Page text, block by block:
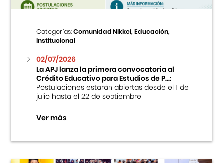
Categorías:Comunidad Nikkei, Educación,
Institucional
02/07/2026
La APJ lanza la primera convocatoria al
Crédito Educativo para Estudios de P...:
Postulaciones estarán abiertas desde el 1 de
julio hasta el 22 de septiembre
Ver más